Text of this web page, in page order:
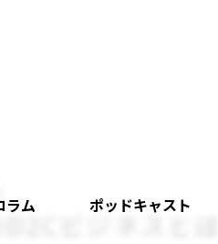
ラム ポッドキャスト
ビジネスとは